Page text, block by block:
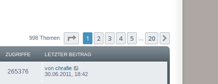
998 Themen Seite von20
1 2 3 4 5 20
ZUGRIFFE LETZTER BEITRAG
265376 von chrafie
30.06.2011, 18:42